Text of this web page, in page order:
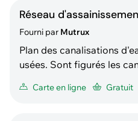
Réseau
Fourni par Mutrux
Plan des canalisations
usées. Sont figurés les
privés recensés.
Carte en ligne Gratuit